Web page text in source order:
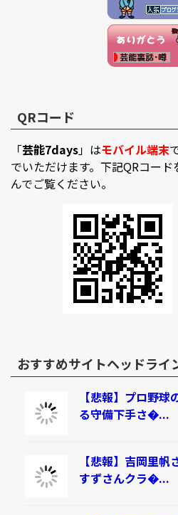
QRコード
「芸能7days」はモバイル端末
でいただけます。下記QRコード
んでご覧ください。
おすすめサイトヘッドライ
【悲報】プロ野
る守備下手さ�...
【悲報】吉岡里
すずさんクラ�...